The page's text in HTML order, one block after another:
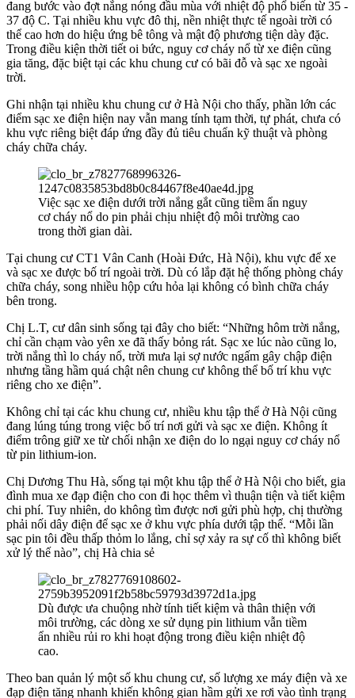
đang bước vào đợt nắng nóng đầu mùa với nhiệt độ phổ biến từ 35 -
37 độ C. Tại nhiều khu vực đô thị, nền nhiệt thực tế ngoài trời có
thể cao hơn do hiệu ứng bê tông và mật độ phương tiện dày đặc.
Trong điều kiện thời tiết oi bức, nguy cơ cháy nổ từ xe điện cũng
gia tăng, đặc biệt tại các khu chung cư có bãi đỗ và sạc xe ngoài
trời.
Ghi nhận tại nhiều khu chung cư ở Hà Nội cho thấy, phần lớn các
điểm sạc xe điện hiện nay vẫn mang tính tạm thời, tự phát, chưa có
khu vực riêng biệt đáp ứng đầy đủ tiêu chuẩn kỹ thuật và phòng
cháy chữa cháy.
Việc sạc xe điện dưới trời nắng gắt cũng tiềm ẩn nguy
cơ cháy nổ do pin phải chịu nhiệt độ môi trường cao
trong thời gian dài.
Tại chung cư CT1 Vân Canh (Hoài Đức, Hà Nội), khu vực để xe
và sạc xe được bố trí ngoài trời. Dù có lắp đặt hệ thống phòng cháy
chữa cháy, song nhiều hộp cứu hỏa lại không có bình chữa cháy
bên trong.
Chị L.T, cư dân sinh sống tại đây cho biết: “Những hôm trời nắng,
chỉ cần chạm vào yên xe đã thấy bỏng rát. Sạc xe lúc nào cũng lo,
trời nắng thì lo cháy nổ, trời mưa lại sợ nước ngấm gây chập điện
nhưng tầng hầm quá chật nên chung cư không thể bố trí khu vực
riêng cho xe điện”.
Không chỉ tại các khu chung cư, nhiều khu tập thể ở Hà Nội cũng
đang lúng túng trong việc bố trí nơi gửi và sạc xe điện. Không ít
điểm trông giữ xe từ chối nhận xe điện do lo ngại nguy cơ cháy nổ
từ pin lithium-ion.
Chị Dương Thu Hà, sống tại một khu tập thể ở Hà Nội cho biết, gia
đình mua xe đạp điện cho con đi học thêm vì thuận tiện và tiết kiệm
chi phí. Tuy nhiên, do không tìm được nơi gửi phù hợp, chị thường
phải nối dây điện để sạc xe ở khu vực phía dưới tập thể. “Mỗi lần
sạc pin tôi đều thấp thỏm lo lắng, chỉ sợ xảy ra sự cố thì không biết
xử lý thế nào”, chị Hà chia sẻ
Dù được ưa chuộng nhờ tính tiết kiệm và thân thiện với
môi trường, các dòng xe sử dụng pin lithium vẫn tiềm
ẩn nhiều rủi ro khi hoạt động trong điều kiện nhiệt độ
cao.
Theo ban quản lý một số khu chung cư, số lượng xe máy điện và xe
đạp điện tăng nhanh khiến không gian hầm gửi xe rơi vào tình trạng